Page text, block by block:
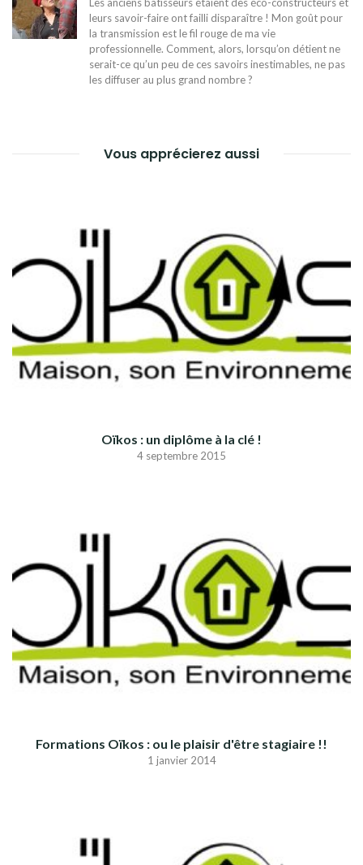
leurs savoir-faire ont failli disparaître ! Mon goût pour
la transmission est le fil rouge de ma vie
professionnelle. Comment, alors, lorsqu’on détient ne
serait-ce qu’un peu de ces savoirs inestimables, ne pas
les diffuser au plus grand nombre ?
Vous apprécierez aussi
Oïkos : un diplôme à la clé !
4 septembre 2015
Formations Oïkos : ou le plaisir d'être stagiaire !!
1 janvier 2014